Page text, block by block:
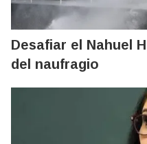
Desafiar el Nahuel
del naufragio